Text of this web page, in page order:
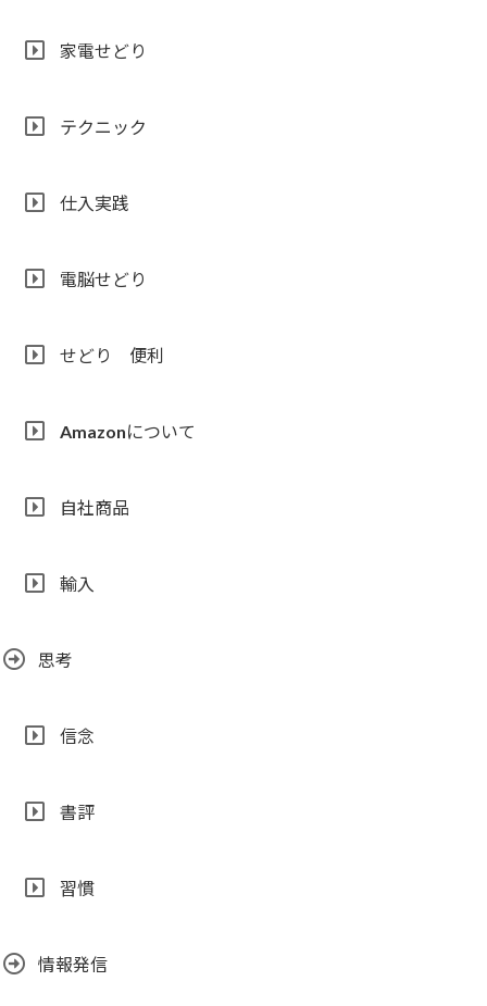
家電せどり
テクニック
仕入実践
電脳せどり
せどり 便利
Amazonについて
自社商品
輸入
思考
信念
書評
習慣
情報発信